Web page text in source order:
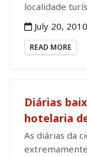
localidade
July 20, 2010
READ MORE
Diárias
hotelaria
As diárias da